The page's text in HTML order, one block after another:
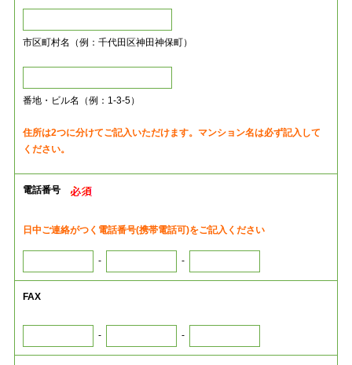
市区町村名（例：千代田区神田神保町）
番地・ビル名（例：1-3-5）
住所は2つに分けてご記入いただけます。マンション名は必ず記入して
ください。
電話番号
日中ご連絡がつく電話番号(携帯電話可)をご記入ください
- -
FAX
- -